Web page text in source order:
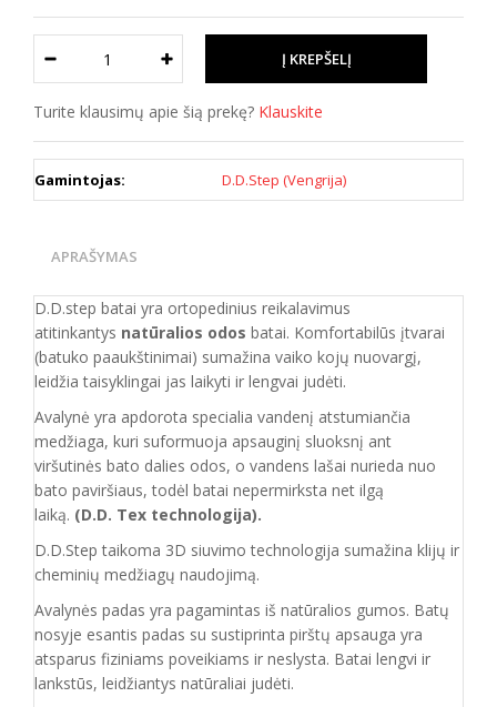
Turite klausimų apie šią prekę? Klauskite
Gamintojas: D.D.Step (Vengrija)
APRAŠYMAS
D.D.step batai yra ortopedinius reikalavimus
atitinkantys natūralios odos batai. Komfortabilūs įtvarai
(batuko paaukštinimai) sumažina vaiko kojų nuovargį,
leidžia taisyklingai jas laikyti ir lengvai judėti.
Avalynė yra apdorota specialia vandenį atstumiančia
medžiaga, kuri suformuoja apsauginį sluoksnį ant
viršutinės bato dalies odos, o vandens lašai nurieda nuo
bato paviršiaus, todėl batai nepermirksta net ilgą
laiką. (D.D. Tex technologija).
D.D.Step taikoma 3D siuvimo technologija sumažina klijų ir
cheminių medžiagų naudojimą.
Avalynės padas yra pagamintas iš natūralios gumos. Batų
nosyje esantis padas su sustiprinta pirštų apsauga yra
atsparus fiziniams poveikiams ir neslysta. Batai lengvi ir
lankstūs, leidžiantys natūraliai judėti.